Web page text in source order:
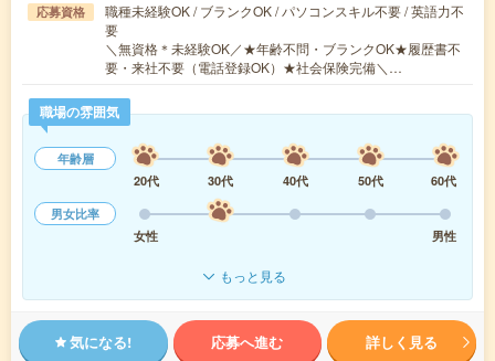
応募資格
職種未経験OK / ブランクOK / パソコンスキル不要 / 英語力不
要
＼無資格＊未経験OK／★年齢不問・ブランクOK★履歴書不
要・来社不要（電話登録OK）★社会保険完備＼…
職場の雰囲気
年齢層
20代
30代 40代 50代
60代
男女比率
女性
男性
もっと見る
気になる! 応募へ進む 詳しく見る